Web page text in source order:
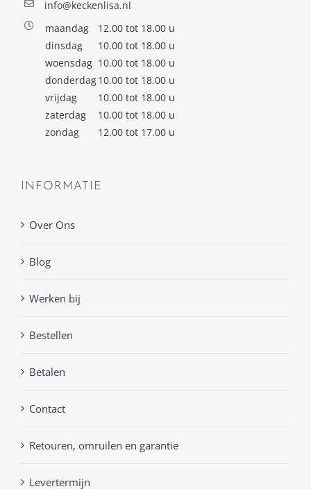
info@keckenlisa.nl
maandag
12.00 tot 18.00 u
dinsdag
10.00 tot 18.00 u
woensdag 10.00 tot 18.00 u
donderdag10.00 tot 18.00 u
vrijdag
10.00 tot 18.00 u
zaterdag
10.00 tot 18.00 u
zondag
12.00 tot 17.00 u
INFORMATIE
Over Ons
Blog
Werken bij
Bestellen
Betalen
Contact
Retouren, omruilen en garantie
Levertermijn